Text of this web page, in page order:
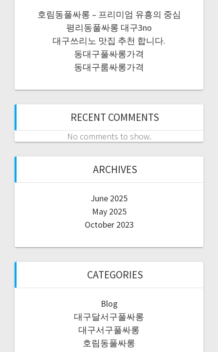
호림동풀싸롱 – 프리미엄 유흥의 중심
평리동풀싸롱 대구3no
대구쓰리노 맛집 추천 합니다.
동대구풀싸롱가격
동대구룸싸롱가격
RECENT COMMENTS
No comments to show.
ARCHIVES
June 2025
May 2025
October 2023
CATEGORIES
Blog
대구달서구풀싸롱
대구서구풀싸롱
호림동풀싸롱